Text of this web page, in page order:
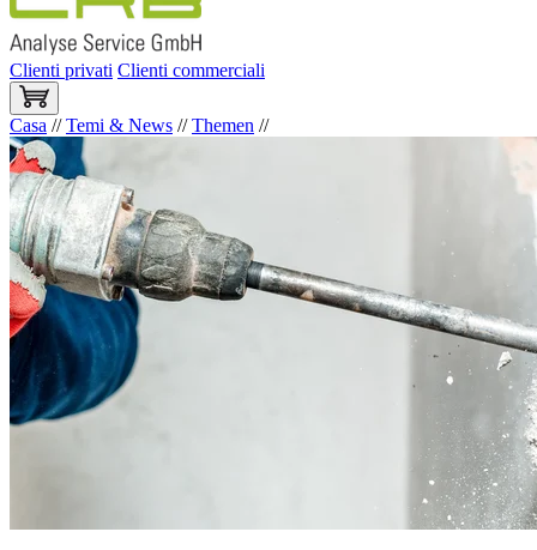
Clienti privati Clienti commerciali
Casa //Temi & News //Themen //